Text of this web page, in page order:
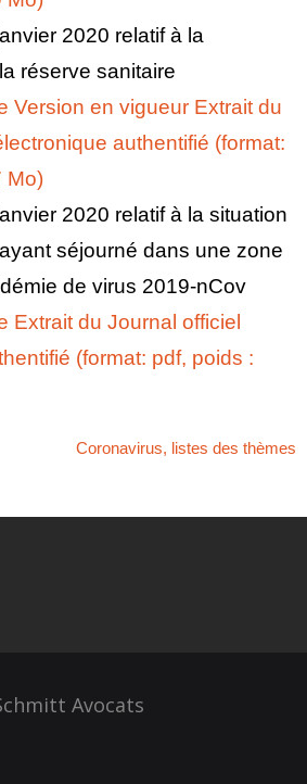
2020 relatif à la
réserve sanitaire
Version en vigueur Extrait du
authentifié (format:
Mo)
2020 relatif à la situation
séjourné dans une zone
de virus 2019-nCov
Extrait du Journal officiel
(format: pdf, poids :
Coronavirus, listes des thèmes
Avocats